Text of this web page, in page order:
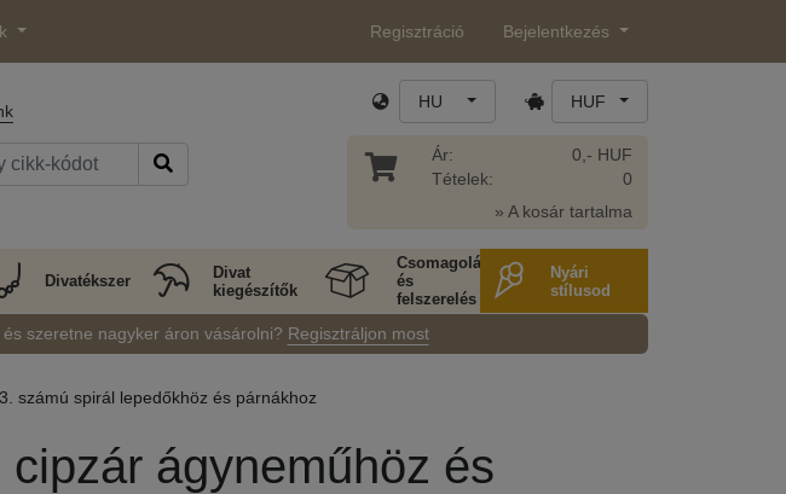
Regisztráció Bejelentkezés
HU HUF
Ár:
Tételek:
0,- HUF
0
» A kosár tartalma
Divatékszer
Divat
kiegészítők
Csomagolás
és
felszerelés
Nyári
stílusod
szeretne nagyker áron vásárolni? Regisztráljon most
3. számú spirál lepedőkhöz és párnákhoz
ágyneműhöz és